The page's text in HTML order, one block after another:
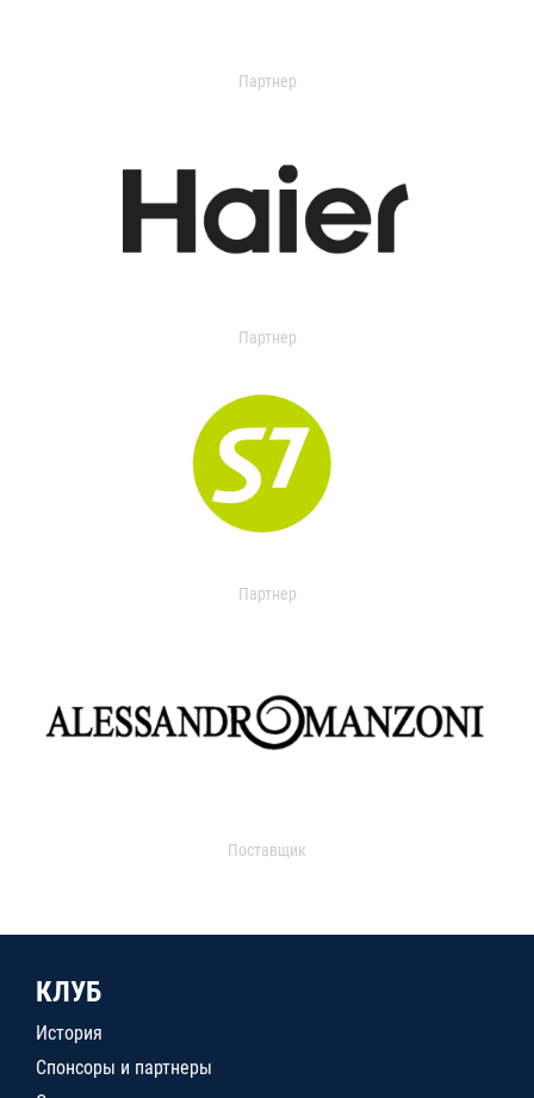
Партнер
Партнер
Партнер
Поставщик
КЛУБ
История
Спонсоры и партнеры